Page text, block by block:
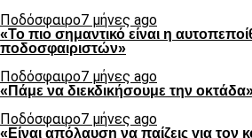
Ποδόσφαιρο7 μήνες ago
«Το πιο σημαντικό είναι η
ποδοσφαιριστών»
Ποδόσφαιρο7 μήνες ago
«Πάμε να διεκδικήσουμε την
Ποδόσφαιρο7 μήνες ago
«Είναι απόλαυση να παίζεις για